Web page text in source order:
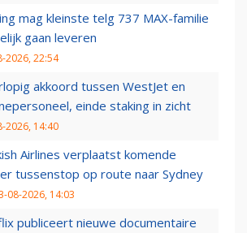
mag kleinste telg 737 MAX-familie
gaan leveren
2026, 22:54
akkoord tussen WestJet en
einde staking in zicht
2026, 14:40
Airlines verplaatst komende
tussenstop op route naar Sydney
08-2026, 14:03
publiceert nieuwe documentaire